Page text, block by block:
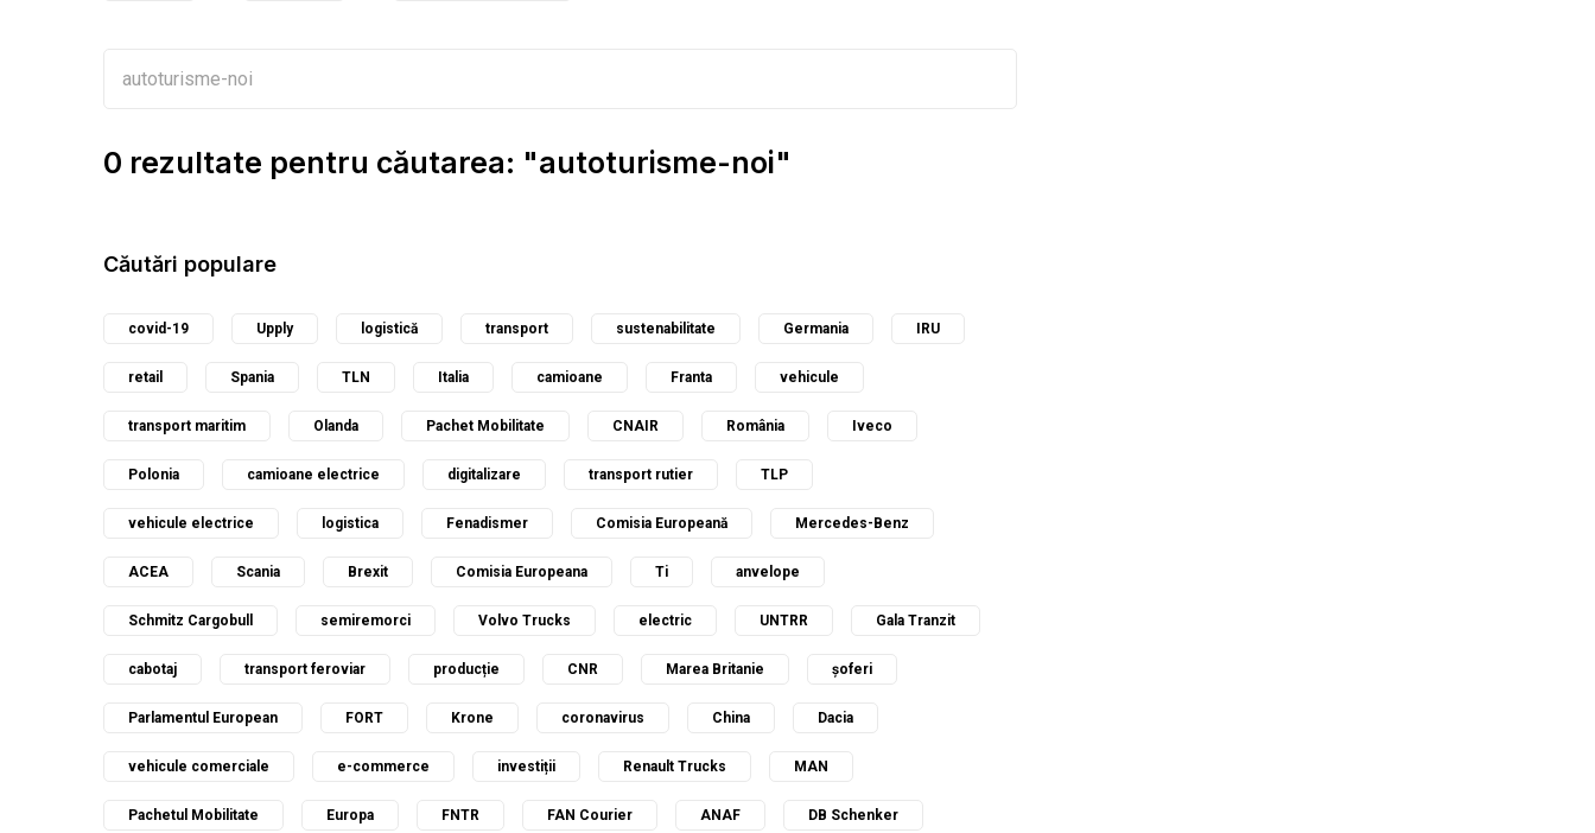
0 rezultate pentru căutarea: "autoturisme-noi"
Căutări populare
covid-19 Upply logistică transport sustenabilitate Germania IRU
retail Spania TLN Italia camioane Franta vehicule
transport maritim Olanda Pachet Mobilitate CNAIR România Iveco
Polonia camioane electrice digitalizare transport rutier TLP
vehicule electrice logistica Fenadismer Comisia Europeană Mercedes-Benz
ACEA Scania Brexit Comisia Europeana Ti anvelope
Schmitz Cargobull semiremorci Volvo Trucks electric UNTRR Gala Tranzit
cabotaj transport feroviar producție CNR Marea Britanie șoferi
Parlamentul European FORT Krone coronavirus China Dacia
vehicule comerciale e-commerce investiții Renault Trucks MAN
Pachetul Mobilitate Europa FNTR FAN Courier ANAF DB Schenker